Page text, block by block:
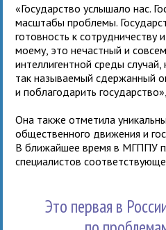
«Государство услышало нас.
масштабы проблемы.
готовность к сотрудничеству
моему, это нечастный и
интеллигентной среды
так называемый сдержанный
и поблагодарить
Она также отметила
общественного движения и
В ближайшее время в МГППУ
специалистов
Это первая в